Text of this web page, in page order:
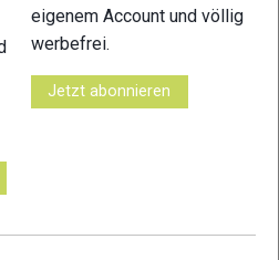
eigenem Account und völlig
werbefrei.
Jetzt abonnieren